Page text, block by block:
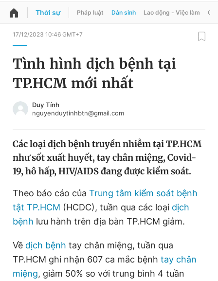
QUẢNG CÁO
Chuyên mục
Chuyên mục khác
Tin thị trường Tin 360
Sản phẩm khác
Tiện ích Bạn cần biết
Thông tin tòa soạn Liên hệ quảng cáo
Đổi mật khẩu
Tin đã lưu
Tin đã xem
Đăng xuất
Thời sự Pháp luật Dân sinh Lao động - Việc làm
17/12/2023 10:46 GMT+7
Tình hình dịch bệnh tại
TP.HCM mới nhất
Duy Tính
nguyenduytinhbtn@gmail.com
Các loại dịch bệnh truyền nhiễm tại TP.HCM
như sốt xuất huyết, tay chân miệng, Covid-
19, hô hấp, HIV/AIDS đang được kiểm soát.
Theo báo cáo của Trung tâm kiểm soát bệnh
tật TP.HCM (HCDC), tuần qua các loại dịch
bệnh lưu hành trên địa bàn TP.HCM giảm.
Về dịch bệnh tay chân miệng, tuần qua
TP.HCM ghi nhận 607 ca mắc bệnh tay chân
miệng, giảm 50% so với trung bình 4 tuần